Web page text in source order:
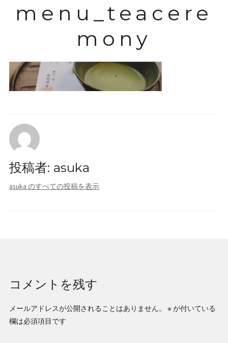
酒類＆ドリンク
あすかブログ
会社概要
お問い合わせ
menu_teacere
mony
投稿者: asuka
asuka のすべての投稿を表示
コメントを残す
メールアドレスが公開されることはありません。 ※が付いている
欄は必須項目です